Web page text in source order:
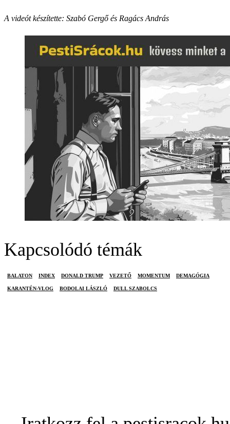
A videót készítette: Szabó Gergő és Ragács András
Kapcsolódó témák
BALATON INDEX DONALD TRUMP VEZETŐ MOMENTUM DEMAGÓGIA
KARANTÉN-VLOG BODOLAI LÁSZLÓ DULL SZABOLCS